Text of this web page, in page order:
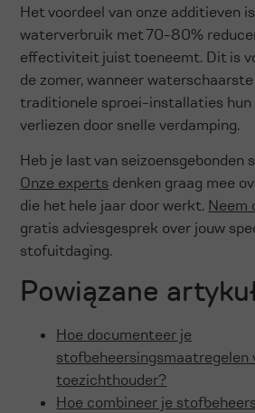
Het voordeel van onze additieven
waterverbruik met 70-80%
effectiviteit juist toeneemt. Dit is
de zomer, wanneer
traditionele sproei-installaties
verliezen door snelle verdamping.
Heb je last van seizoensgebonden
Onze experts denken graag mee
die het hele jaar door werkt. Neem
gratis adviesgesprek over jouw
stofuitdaging.
Powiązane
Hoe documenteer je
stofbeheersingsmaatregelen
toezichthouder?
Hoe combineer je